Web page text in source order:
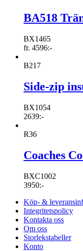
BA518
BX1465
fr. 4596:-
B217
Side-zip
BX1054
2639:-
R36
Coaches
BXC1002
3950:-
Köp- &
Integritetspolicy
Kontakta oss
Om oss
Storlekstabeller
Konto